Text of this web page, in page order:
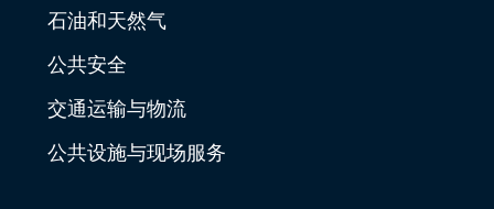
石油和天然气
公共安全
交通运输与物流
公共设施与现场服务